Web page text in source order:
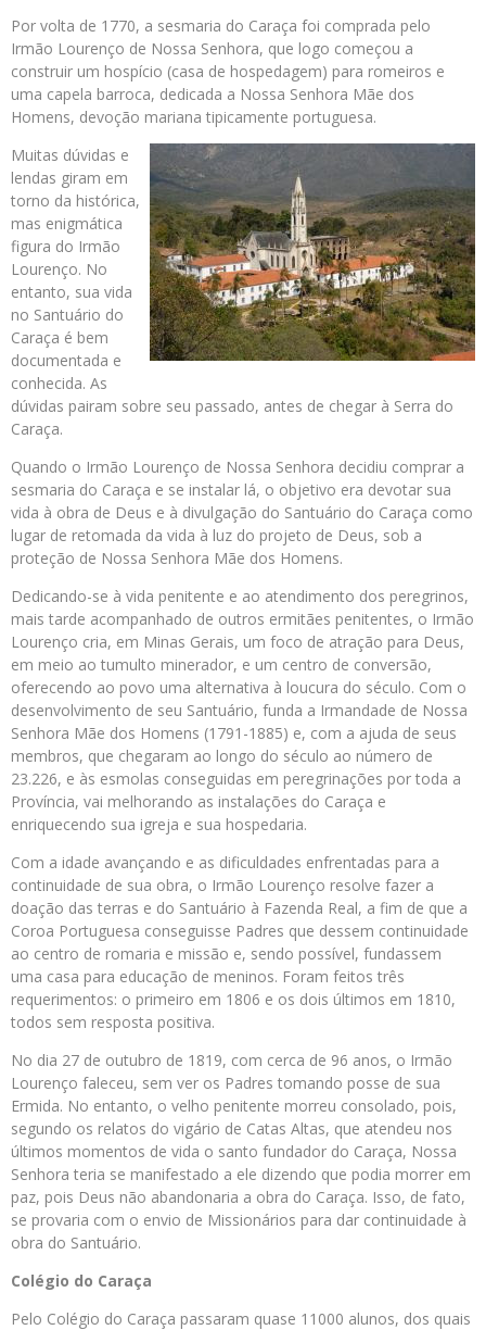
Por volta de 1770, a sesmaria do Caraça foi comprada pelo
Irmão Lourenço de Nossa Senhora, que logo começou a
construir um hospício (casa de hospedagem) para romeiros e
uma capela barroca, dedicada a Nossa Senhora Mãe dos
Homens, devoção mariana tipicamente portuguesa.
Muitas dúvidas e
lendas giram em
torno da histórica,
mas enigmática
figura do Irmão
Lourenço. No
entanto, sua vida
no Santuário do
Caraça é bem
documentada e
conhecida. As
dúvidas pairam sobre seu passado, antes de chegar à Serra do
Caraça.
Quando o Irmão Lourenço de Nossa Senhora decidiu comprar a
sesmaria do Caraça e se instalar lá, o objetivo era devotar sua
vida à obra de Deus e à divulgação do Santuário do Caraça como
lugar de retomada da vida à luz do projeto de Deus, sob a
proteção de Nossa Senhora Mãe dos Homens.
Dedicando-se à vida penitente e ao atendimento dos peregrinos,
mais tarde acompanhado de outros ermitães penitentes, o Irmão
Lourenço cria, em Minas Gerais, um foco de atração para Deus,
em meio ao tumulto minerador, e um centro de conversão,
oferecendo ao povo uma alternativa à loucura do século. Com o
desenvolvimento de seu Santuário, funda a Irmandade de Nossa
Senhora Mãe dos Homens (1791-1885) e, com a ajuda de seus
membros, que chegaram ao longo do século ao número de
23.226, e às esmolas conseguidas em peregrinações por toda a
Província, vai melhorando as instalações do Caraça e
enriquecendo sua igreja e sua hospedaria.
Com a idade avançando e as dificuldades enfrentadas para a
continuidade de sua obra, o Irmão Lourenço resolve fazer a
doação das terras e do Santuário à Fazenda Real, a fim de que a
Coroa Portuguesa conseguisse Padres que dessem continuidade
ao centro de romaria e missão e, sendo possível, fundassem
uma casa para educação de meninos. Foram feitos três
requerimentos: o primeiro em 1806 e os dois últimos em 1810,
todos sem resposta positiva.
No dia 27 de outubro de 1819, com cerca de 96 anos, o Irmão
Lourenço faleceu, sem ver os Padres tomando posse de sua
Ermida. No entanto, o velho penitente morreu consolado, pois,
segundo os relatos do vigário de Catas Altas, que atendeu nos
últimos momentos de vida o santo fundador do Caraça, Nossa
Senhora teria se manifestado a ele dizendo que podia morrer em
paz, pois Deus não abandonaria a obra do Caraça. Isso, de fato,
se provaria com o envio de Missionários para dar continuidade à
obra do Santuário.
Colégio do Caraça
Pelo Colégio do Caraça passaram quase 11000 alunos, dos quais